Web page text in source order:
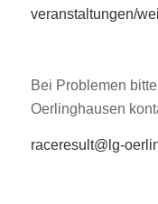
veranstaltungen/
Bei Problemen
Oerlinghausen
raceresult@lg-